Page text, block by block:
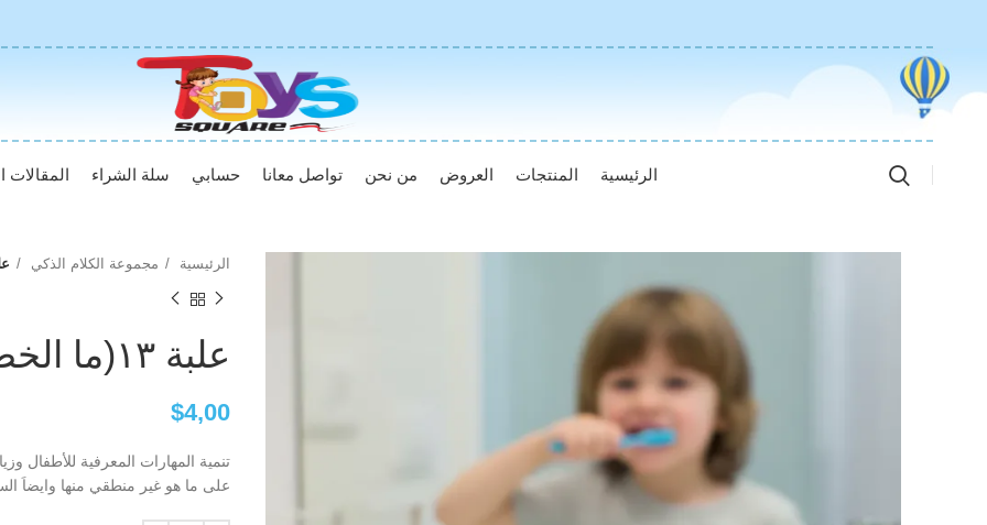
الرئيسية المنتجات العروض من نحن تواصل معانا حسابي سلة الشراء المقالات
الرئيسية مجموعة الكلام الذكي علبة ١٣(ما
علبة ١٣(ما الخطاء و السبب و النتيجة )
$4,00
تنمية المهارات المعرفية للأطفال
على ما هو غير منطقي منها وايضاَ